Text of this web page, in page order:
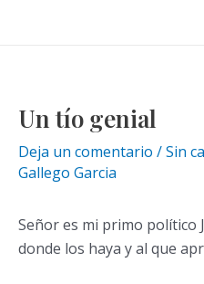
Un tío genial
Deja un comentario /Sin
Gallego Garcia
Señor es mi primo político
donde los haya y al que